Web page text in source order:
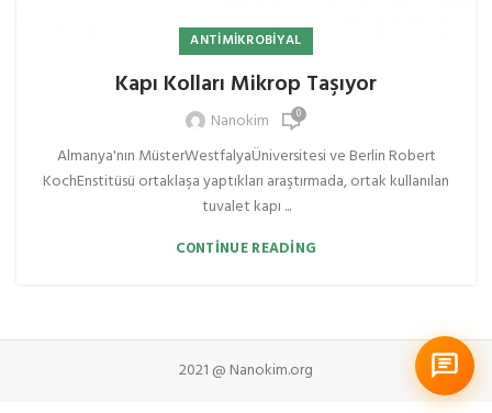
ANTIMIKROBIYAL
Kapı Kolları Mikrop Taşıyor
Nanokim 0
Almanya'nın MüsterWestfalyaÜniversitesi ve Berlin Robert
KochEnstitüsü ortaklaşa yaptıkları araştırmada, ortak kullanılan
tuvalet kapı ...
CONTINUE READING
2021 @ Nanokim.org